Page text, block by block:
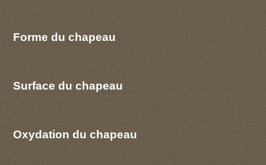
Forme du chapeau
Surface du chapeau
Oxydation du chapeau